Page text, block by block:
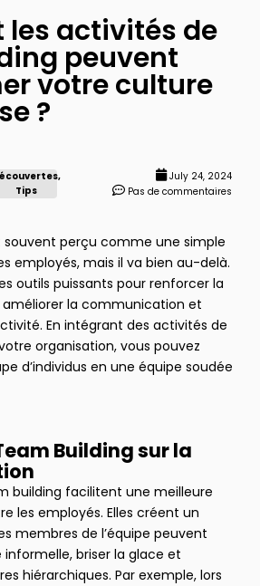
activités de
peuvent
votre culture
?
,
Tips
July 24, 2024
Pas de commentaires
souvent perçu comme une simple
employés, mais il va bien au-delà.
outils puissants pour renforcer la
améliorer la communication et
En intégrant des activités de
organisation, vous pouvez
d’individus en une équipe soudée
Building sur la
building facilitent une meilleure
les employés. Elles créent un
membres de l’équipe peuvent
briser la glace et
hiérarchiques. Par exemple, lors